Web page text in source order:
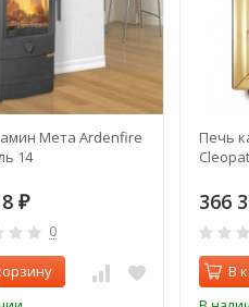
Мета Ardenfire
14
₽
0
Печь
366
В